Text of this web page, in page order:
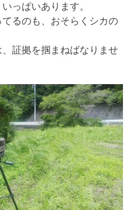
っぱいあります。
るのも、おそらくシカの
証拠を掴まねばなりませ